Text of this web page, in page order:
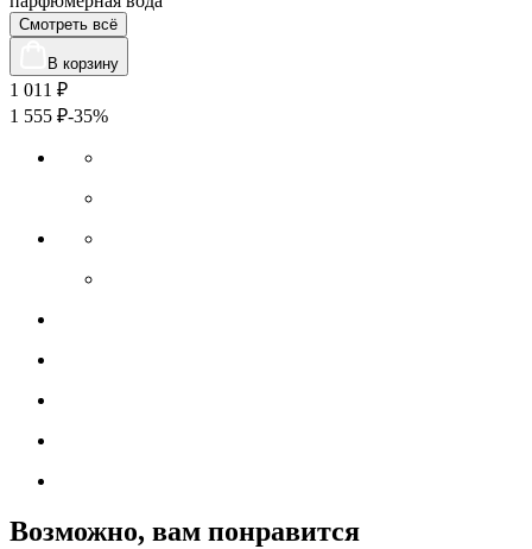
Смотреть всё
В корзину
1 011 ₽
1 555 ₽-35%
Возможно, вам понравится